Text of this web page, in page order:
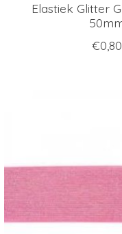
Elastiek Glitter
€0,80